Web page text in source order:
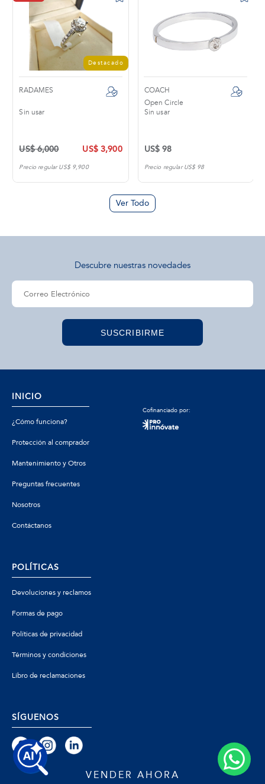
Destacado
RADAMES
Sin usar
US$ 6,000 US$ 3,900
Precio regular US$ 9,900
COACH
Open Circle
Sin usar
US$ 98
Precio regular US$ 98
Ver Todo
VENDER AHORA
Descubre nuestras novedades
SUSCRIBIRME
INICIO
¿Cómo funciona?
Protección al comprador
Mantenimiento y Otros
Preguntas frecuentes
Nosotros
Contáctanos
Cofinanciado por:
POLÍTICAS
Devoluciones y reclamos
Formas de pago
Políticas de privacidad
Términos y condiciones
Libro de reclamaciones
SÍGUENOS
© 2026 Zafiro - Todos los derechos reservados